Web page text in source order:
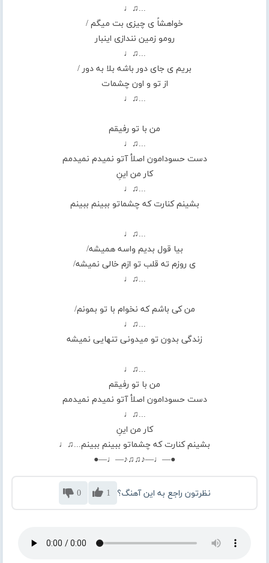
...♫♩
خواهشاً ی چیزی بت میگم /
رومو زمین نندازی اینبار
...♫♩
بریم ی جای دور باشه بلا به دور /
از تو و اون چشمات
...♫♩
من با تو رفیقم
...♫♩
دست حسودامون اصلأ آتو نمیدم نمیدمم
کار من اینِ
...♫♩
بشینم کنارت که چشماتو ببینم ببینم
...♫♩
بیا قول بدیم واسه همیشه/
ی روزم ته قلب تو ازم خالی نمیشه/
...♫♩
من کی باشم که نخوام با تو بمونم/
...♫♩
زندگی بدون تو میدونی تنهایی نمیشه
...♫♩
من با تو رفیقم
دست حسودامون اصلأ آتو نمیدم نمیدمم
...♫♩
کار من اینِ
بشینم کنارت که چشماتو ببینم ببینم...♫♩
●—♩—♪♫♫♪—♩—●
نظرتون راجع به این آهنگ؟ 1
0